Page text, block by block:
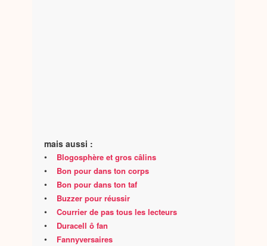
mais aussi :
• Blogosphère et gros câlins
• Bon pour dans ton corps
• Bon pour dans ton taf
• Buzzer pour réussir
• Courrier de pas tous les lecteurs
• Duracell ô fan
• Fannyversaires